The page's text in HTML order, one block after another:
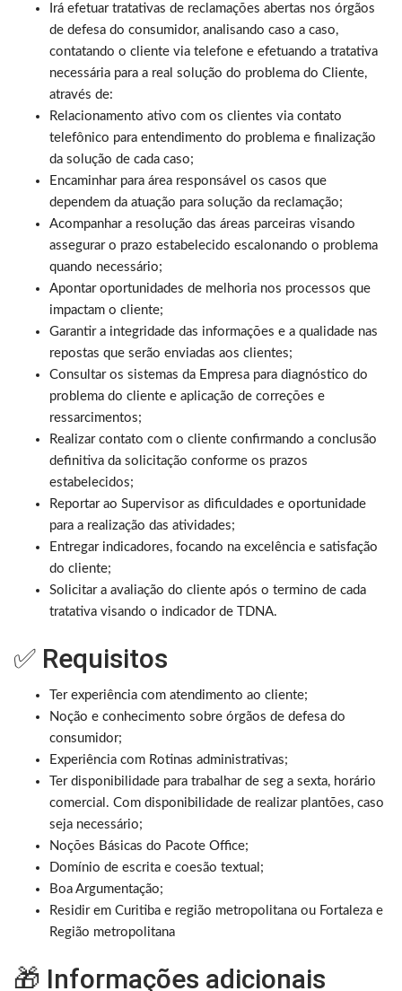
Irá efetuar tratativas de reclamações abertas nos órgãos
de defesa do consumidor, analisando caso a caso,
contatando o cliente via telefone e efetuando a tratativa
necessária para a real solução do problema do Cliente,
através de:
Relacionamento ativo com os clientes via contato
telefônico para entendimento do problema e finalização
da solução de cada caso;
Encaminhar para área responsável os casos que
dependem da atuação para solução da reclamação;
Acompanhar a resolução das áreas parceiras visando
assegurar o prazo estabelecido escalonando o problema
quando necessário;
Apontar oportunidades de melhoria nos processos que
impactam o cliente;
Garantir a integridade das informações e a qualidade nas
repostas que serão enviadas aos clientes;
Consultar os sistemas da Empresa para diagnóstico do
problema do cliente e aplicação de correções e
ressarcimentos;
Realizar contato com o cliente confirmando a conclusão
definitiva da solicitação conforme os prazos
estabelecidos;
Reportar ao Supervisor as dificuldades e oportunidade
para a realização das atividades;
Entregar indicadores, focando na excelência e satisfação
do cliente;
Solicitar a avaliação do cliente após o termino de cada
tratativa visando o indicador de TDNA.
✅ Requisitos
Ter experiência com atendimento ao cliente;
Noção e conhecimento sobre órgãos de defesa do
consumidor;
Experiência com Rotinas administrativas;
Ter disponibilidade para trabalhar de seg a sexta, horário
comercial. Com disponibilidade de realizar plantões, caso
seja necessário;
Noções Básicas do Pacote Office;
Domínio de escrita e coesão textual;
Boa Argumentação;
Residir em Curitiba e região metropolitana ou Fortaleza e
Região metropolitana
🎁 Informações adicionais